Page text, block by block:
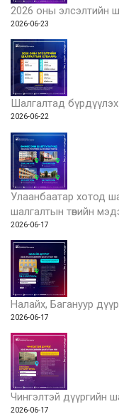
2026 оны элсэлтийн
2026-06-23
Шалгалтад
2026-06-22
Улаанбаатар хотод
шалгалтын төвийн
2026-06-17
Налайх, Багануур
2026-06-17
Чингэлтэй дүүргийн
2026-06-17